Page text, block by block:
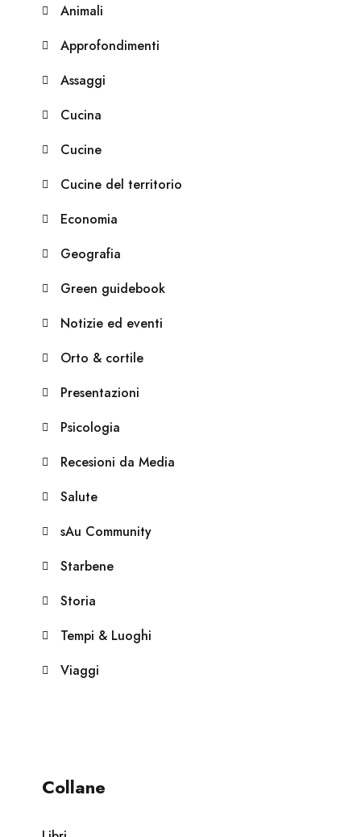
Animali
Approfondimenti
Assaggi
Cucina
Cucine
Cucine del territorio
Economia
Geografia
Green guidebook
Notizie ed eventi
Orto & cortile
Presentazioni
Psicologia
Recesioni da Media
Salute
sAu Community
Starbene
Storia
Tempi & Luoghi
Viaggi
Collane